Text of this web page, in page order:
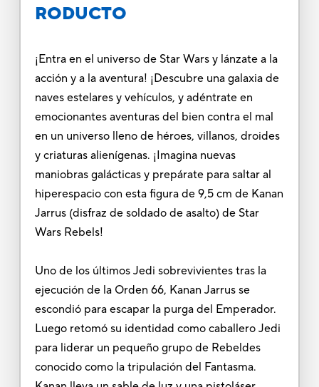
RODUCTO
¡Entra en el universo de Star Wars y lánzate a la
acción y a la aventura! ¡Descubre una galaxia de
naves estelares y vehículos, y adéntrate en
emocionantes aventuras del bien contra el mal
en un universo lleno de héroes, villanos, droides
y criaturas alienígenas. ¡Imagina nuevas
maniobras galácticas y prepárate para saltar al
hiperespacio con esta figura de 9,5 cm de Kanan
Jarrus (disfraz de soldado de asalto) de Star
Wars Rebels!
Uno de los últimos Jedi sobrevivientes tras la
ejecución de la Orden 66, Kanan Jarrus se
escondió para escapar la purga del Emperador.
Luego retomó su identidad como caballero Jedi
para liderar un pequeño grupo de Rebeldes
conocido como la tripulación del Fantasma.